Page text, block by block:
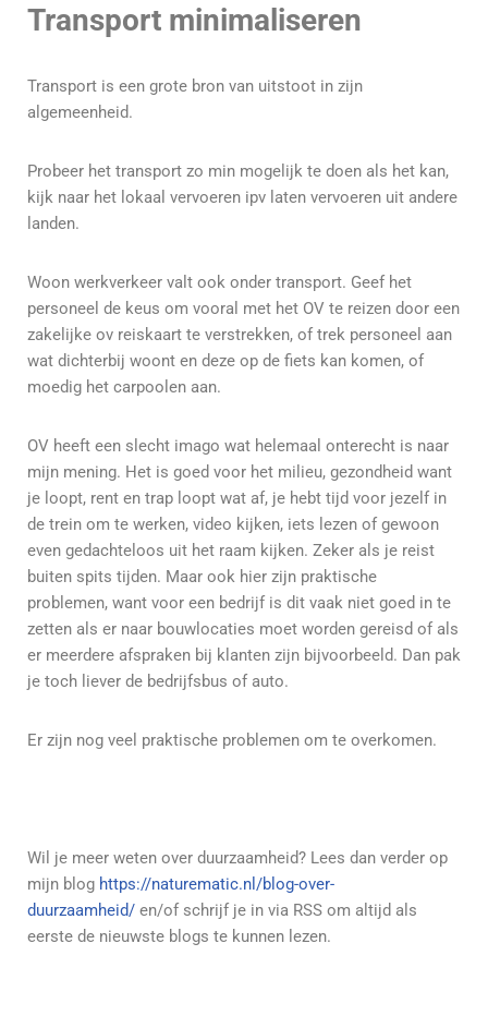
Transport minimaliseren
Transport is een grote bron van uitstoot in zijn
algemeenheid.
Probeer het transport zo min mogelijk te doen als het kan,
kijk naar het lokaal vervoeren ipv laten vervoeren uit andere
landen.
Woon werkverkeer valt ook onder transport. Geef het
personeel de keus om vooral met het OV te reizen door een
zakelijke ov reiskaart te verstrekken, of trek personeel aan
wat dichterbij woont en deze op de fiets kan komen, of
moedig het carpoolen aan.
OV heeft een slecht imago wat helemaal onterecht is naar
mijn mening. Het is goed voor het milieu, gezondheid want
je loopt, rent en trap loopt wat af, je hebt tijd voor jezelf in
de trein om te werken, video kijken, iets lezen of gewoon
even gedachteloos uit het raam kijken. Zeker als je reist
buiten spits tijden. Maar ook hier zijn praktische
problemen, want voor een bedrijf is dit vaak niet goed in te
zetten als er naar bouwlocaties moet worden gereisd of als
er meerdere afspraken bij klanten zijn bijvoorbeeld. Dan pak
je toch liever de bedrijfsbus of auto.
Er zijn nog veel praktische problemen om te overkomen.
Wil je meer weten over duurzaamheid? Lees dan verder op
mijn blog https://naturematic.nl/blog-over-
duurzaamheid/ en/of schrijf je in via RSS om altijd als
eerste de nieuwste blogs te kunnen lezen.